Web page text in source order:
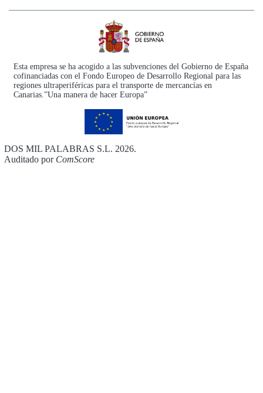
Esta empresa se ha acogido a las subvenciones del Gobierno de España
cofinanciadas con el Fondo Europeo de Desarrollo Regional para las
regiones ultraperiféricas para el transporte de mercancías en
Canarias.”Una manera de hacer Europa”
DOS MIL PALABRAS S.L. 2026.
Auditado por ComScore